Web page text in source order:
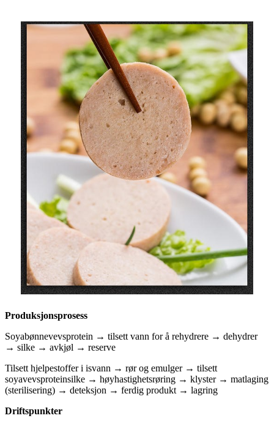
Produksjonsprosess
Soyabønnevevsprotein → tilsett vann for å rehydrere → dehydrer
→ silke → avkjøl → reserve
Tilsett hjelpestoffer i isvann → rør og emulger → tilsett
soyavevsproteinsilke → høyhastighetsrøring → klyster → matlaging
(sterilisering) → deteksjon → ferdig produkt → lagring
Driftspunkter